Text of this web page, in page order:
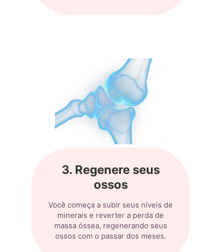
3. Regenere seus
ossos
Você começa a subir seus níveis de
minerais e reverter a perda de
massa óssea, regenerando seus
ossos com o passar dos meses.